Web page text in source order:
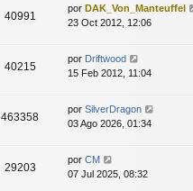
40991
por DAK_Von_Manteuffel
23 Oct 2012, 12:06
40215
por Driftwood
15 Feb 2012, 11:04
463358
por SilverDragon
03 Ago 2026, 01:34
29203
por CM
07 Jul 2025, 08:32